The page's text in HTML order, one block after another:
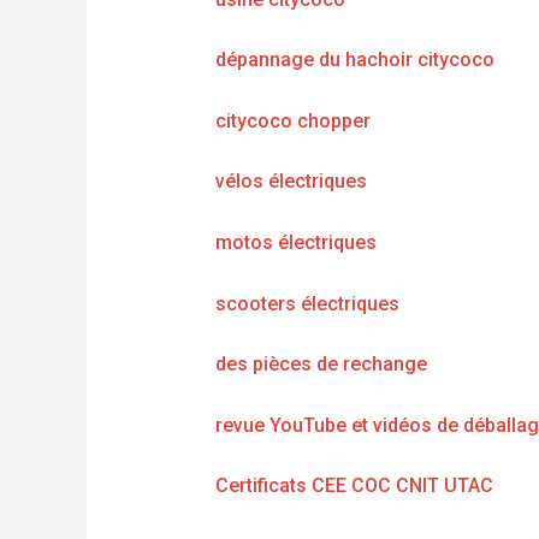
dépannage du hachoir citycoco
citycoco chopper
vélos électriques
motos électriques
scooters électriques
des pièces de rechange
revue YouTube et vidéos de
Certificats CEE COC CNIT UTAC